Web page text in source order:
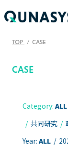
TOP CASE
CASE
Category: ALL
共同研究
Year: ALL